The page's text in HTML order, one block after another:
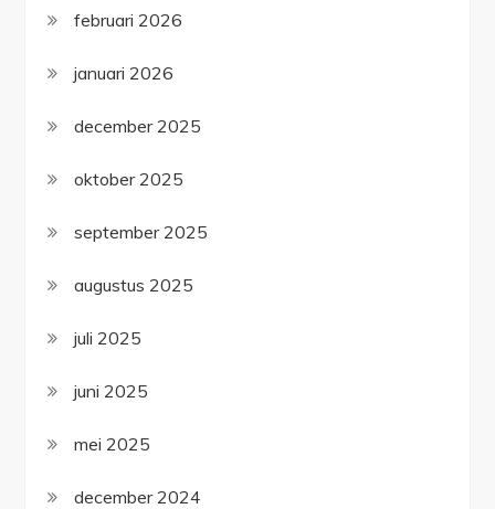
februari 2026
januari 2026
december 2025
oktober 2025
september 2025
augustus 2025
juli 2025
juni 2025
mei 2025
december 2024